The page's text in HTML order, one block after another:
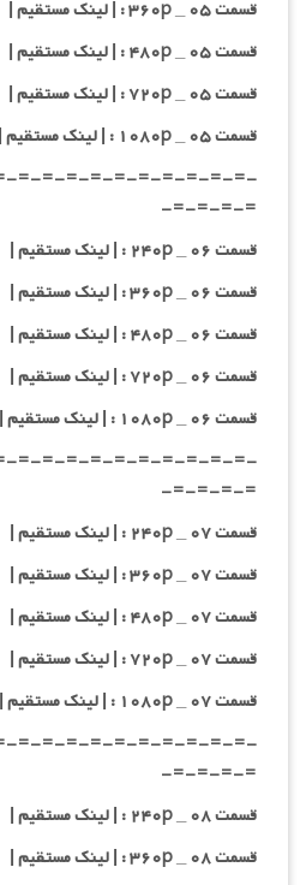
قسمت ۰۵ _ ۳۶۰p : | لینک مستقیم |
قسمت ۰۵ _ ۴۸۰p : | لینک مستقیم |
قسمت ۰۵ _ ۷۲۰p : | لینک مستقیم |
قسمت ۰۵ _ ۱۰۸۰p : | لینک مستقیم |
=-=-=-=-=-=-=-=-=-=-
=-=-=-=-
قسمت ۰۶ _ ۲۴۰p : | لینک مستقیم |
قسمت ۰۶ _ ۳۶۰p : | لینک مستقیم |
قسمت ۰۶ _ ۴۸۰p : | لینک مستقیم |
قسمت ۰۶ _ ۷۲۰p : | لینک مستقیم |
قسمت ۰۶ _ ۱۰۸۰p : | لینک مستقیم |
=-=-=-=-=-=-=-=-=-=-
=-=-=-=-
قسمت ۰۷ _ ۲۴۰p : | لینک مستقیم |
قسمت ۰۷ _ ۳۶۰p : | لینک مستقیم |
قسمت ۰۷ _ ۴۸۰p : | لینک مستقیم |
قسمت ۰۷ _ ۷۲۰p : | لینک مستقیم |
قسمت ۰۷ _ ۱۰۸۰p : | لینک مستقیم |
=-=-=-=-=-=-=-=-=-=-
=-=-=-=-
قسمت ۰۸ _ ۲۴۰p : | لینک مستقیم |
قسمت ۰۸ _ ۳۶۰p : | لینک مستقیم |